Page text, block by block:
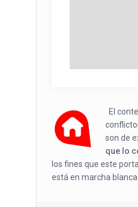
El
son de
que lo
los fines que este
está en marcha